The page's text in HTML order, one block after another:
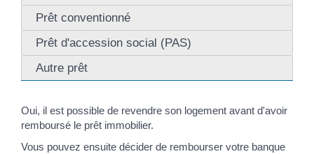
Prêt conventionné
Prêt d'accession social (PAS)
Autre prêt
Oui, il est possible de revendre son logement avant d'avoir
remboursé le prêt immobilier.
Vous pouvez ensuite décider de rembourser votre banque